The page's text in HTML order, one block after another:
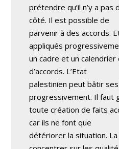
prétendre qu’il n’y a pas
côté. Il est possible de
parvenir à des accords.
appliqués
un cadre et un
d’accords. L’Etat
palestinien peut bâtir
progressivement. Il faut
toute création de faits
car ils ne font que
détériorer la situation.